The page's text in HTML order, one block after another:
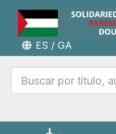
ES / GA